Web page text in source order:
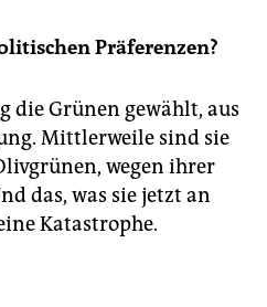
Präferenzen?
die Grünen gewählt, aus
Mittlerweile sind sie
wegen ihrer
das, was sie jetzt an
Katastrophe.